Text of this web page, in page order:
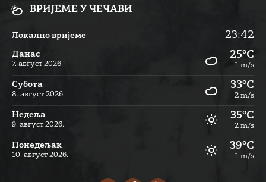
ВРИЈЕМЕ У ЧЕЧАВИ
Локално вријеме 23:42
Данас
7. август 2026.
25°C
1 m/s
Субота
8. август 2026.
33°C
2 m/s
Недеља
9. август 2026.
35°C
2 m/s
Понедељак
10. август 2026.
39°C
1 m/s